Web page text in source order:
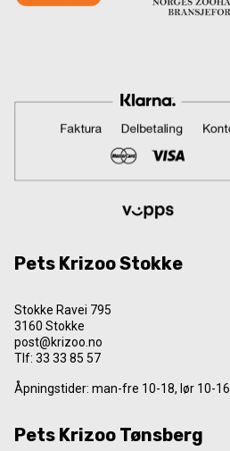
Pets Krizoo Stokke
Stokke Ravei 795
3160 Stokke
post@krizoo.no
Tlf: 33 33 85 57
Åpningstider: man-fre 10-18, lør 10-16
Pets Krizoo Tønsberg